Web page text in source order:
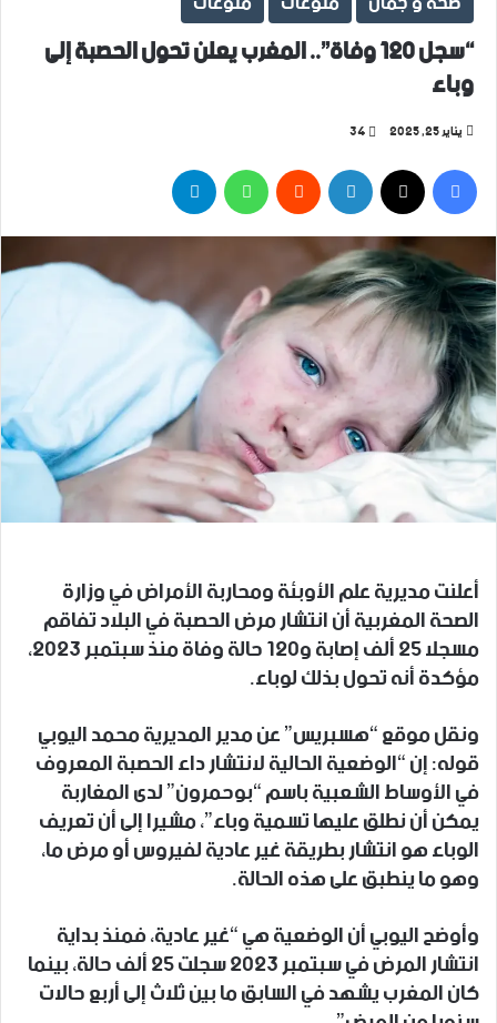
“سجل 120 وفاة”.. المغرب يعلن تحول الحصبة إلى
وباء
يناير 25, 2025 34
فيسبوك‫X لينكدإن واتساب
أعلنت مديرية علم الأوبئة ومحاربة الأمراض في وزارة
الصحة المغربية أن انتشار مرض الحصبة في البلاد تفاقم
مسجلا 25 ألف إصابة و120 حالة وفاة منذ سبتمبر 2023،
مؤكدة أنه تحول بذلك لوباء.
ونقل موقع “هسبريس” عن مدير المديرية محمد اليوبي
قوله: إن “الوضعية الحالية لانتشار داء الحصبة المعروف
في الأوساط الشعبية باسم “بوحمرون” لدى المغاربة
يمكن أن نطلق عليها تسمية وباء”، مشيرا إلى أن تعريف
الوباء هو انتشار بطريقة غير عادية لفيروس أو مرض ما،
وهو ما ينطبق على هذه الحالة.
وأوضح اليوبي أن الوضعية هي “غير عادية، فمنذ بداية
انتشار المرض في سبتمبر 2023 سجلت 25 ألف حالة، بينما
كان المغرب يشهد في السابق ما بين ثلاث إلى أربع حالات